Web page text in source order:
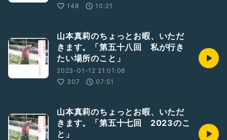
148
10:21
山本真莉のちょっとお暇、いただ
きます。「第五十八回 私が行き
たい場所のこと」
2023-01-12 21:01:06
307
07:51
山本真莉のちょっとお暇、いただ
きます。「第五十七回 2023のこ
と」